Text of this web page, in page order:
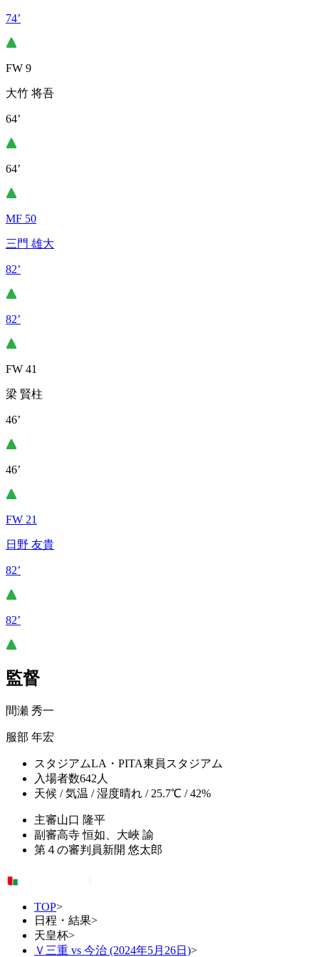
74’
FW 9
大竹 将吾
64’
64’
MF 50
三門 雄大
82’
82’
FW 41
梁 賢柱
46’
46’
FW 21
日野 友貴
82’
82’
監督
間瀬 秀一
服部 年宏
スタジアムLA・PITA東員スタジアム
入場者数642人
天候 / 気温 / 湿度晴れ / 25.7℃ / 42%
主審山口 隆平
副審高寺 恒如、大峽 諭
第４の審判員新開 悠太郎
TOP>
日程・結果>
天皇杯>
Ｖ三重 vs 今治 (2024年5月26日)>